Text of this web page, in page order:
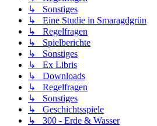
↳ Sonstiges
↳ Eine Studie in Smaragdgrün
↳ Regelfragen
↳ Spielberichte
↳ Sonstiges
↳ Ex Libris
↳ Downloads
↳ Regelfragen
↳ Sonstiges
↳ Geschichtsspiele
↳ 300 - Erde & Wasser